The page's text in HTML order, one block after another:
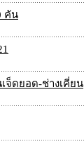
คัน
จ็ดยอด-ช่างเคี่ยน